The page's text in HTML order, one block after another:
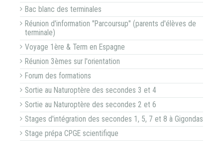
Bac blanc des terminales
Réunion d'information "Parcoursup" (parents d'élèves de
terminale)
Voyage 1ère & Term en Espagne
Réunion 3èmes sur l'orientation
Forum des formations
Sortie au Naturoptère des secondes 3 et 4
Sortie au Naturoptère des secondes 2 et 6
Stages d'intégration des secondes 1, 5, 7 et 8 à Gigondas
Stage prépa CPGE scientifique